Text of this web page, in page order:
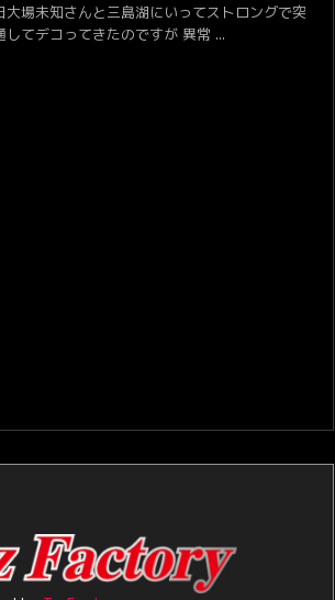
大場未知さんと三島湖にいってストロングで突
してデコってきたのですが 異常 ...